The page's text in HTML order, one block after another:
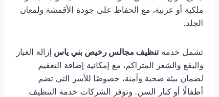
ملكية أو عربية، مع الحفاظ على جودة الأقمشة ولمعان
الجلد.
تشمل خدمة تنظيف مجالس رخيص بني ياس إزالة الغبار
والبقع والشعر المتراكم، مع إمكانية إضافة التعقيم
لضمان بيئة صحية وآمنة، خصوصًا للأسر التي تضم
أطفالًا أو كبار السن. وتوفر الشركات خدمة التنظيف